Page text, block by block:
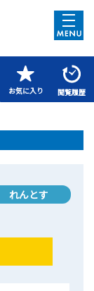
お気に入り 閲覧履歴
れんとす